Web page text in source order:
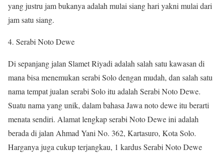
yang justru jam bukanya adalah mulai siang hari yakni mulai dari
jam satu siang.
4. Serabi Noto Dewe
Di sepanjang jalan Slamet Riyadi adalah salah satu kawasan di
mana bisa menemukan serabi Solo dengan mudah, dan salah satu
nama tempat jualan serabi Solo itu adalah Serabi Noto Dewe.
Suatu nama yang unik, dalam bahasa Jawa noto dewe itu berarti
menata sendiri. Alamat lengkap serabi Noto Dewe ini adalah
berada di jalan Ahmad Yani No. 362, Kartasuro, Kota Solo.
Harganya juga cukup terjangkau, 1 kardus Serabi Noto Dewe